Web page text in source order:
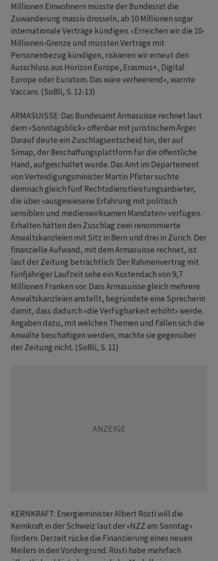
Millionen Einwohnern müsste der Bundesrat die
Zuwanderung massiv drosseln, ab 10 Millionen sogar
internationale Verträge kündigen. «Erreichen wir die 10-
Millionen-Grenze und müssten Verträge mit
Personenbezug kündigen, riskieren wir erneut den
Ausschluss aus Horizon Europe, Erasmus+, Digital
Europe oder Euratom. Das wäre verheerend», warnte
Vaccaro. (SoBli, S. 12-13)
ARMASUISSE: Das Bundesamt Armasuisse rechnet laut
dem «Sonntagsblick» offenbar mit juristischem Ärger.
Darauf deute ein Zuschlagsentscheid hin, der auf
Simap, der Beschaffungsplattform für die öffentliche
Hand, aufgeschaltet wurde. Das Amt im Departement
von Verteidigungsminister Martin Pfister suchte
demnach gleich fünf Rechtsdienstleistungsanbieter,
die über «ausgewiesene Erfahrung mit politisch
sensiblen und medienwirksamen Mandaten» verfügen.
Erhalten hätten den Zuschlag zwei renommierte
Anwaltskanzleien mit Sitz in Bern und drei in Zürich. Der
finanzielle Aufwand, mit dem Armasuisse rechnet, ist
laut der Zeitung beträchtlich: Der Rahmenvertrag mit
fünfjähriger Laufzeit sehe ein Kostendach von 9,7
Millionen Franken vor. Dass Armasuisse gleich mehrere
Anwaltskanzleien anstellt, begründete eine Sprecherin
damit, dass dadurch «die Verfügbarkeit erhöht» werde.
Angaben dazu, mit welchen Themen und Fällen sich die
Anwälte beschäftigen werden, machte sie gegenüber
der Zeitung nicht. (SoBli, S. 11)
KERNKRAFT: Energieminister Albert Rösti will die
Kernkraft in der Schweiz laut der «NZZ am Sonntag»
fördern. Derzeit rücke die Finanzierung eines neuen
Meilers in den Vordergrund. Rösti habe mehrfach